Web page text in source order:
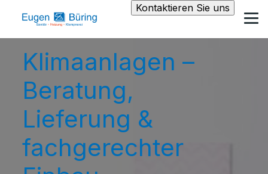
Kontaktieren Sie uns
Klimaanlagen –
Beratung,
Lieferung &
fachgerechter